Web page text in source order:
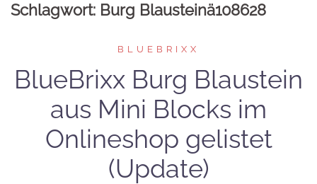
Schlagwort: Burg Blausteinä108628
BLUEBRIXX
BlueBrixx Burg Blaustein
aus Mini Blocks im
Onlineshop gelistet
(Update)